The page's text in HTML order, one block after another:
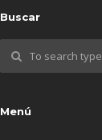
Buscar
Menú